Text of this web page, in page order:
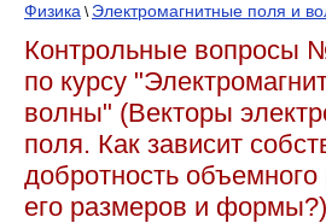
Физика \ Электромагнитные поля и
Контрольные вопросы
по курсу
волны" (Векторы
поля. Как зависит
добротность объемного
его размеров и формы?)